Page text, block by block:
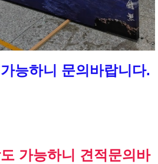
능하니 문의바랍니다.
가능하니 견적문의바